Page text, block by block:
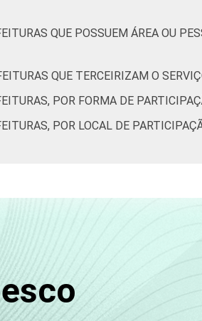
QUE POSSUEM ÁREA OU
QUE TERCEIRIZAM O
POR FORMA DE
POR LOCAL DE